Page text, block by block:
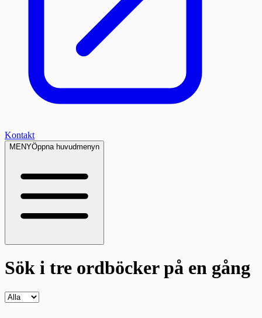
Kontakt
MENYÖppna huvudmenyn
Sök i tre ordböckerpå en gång